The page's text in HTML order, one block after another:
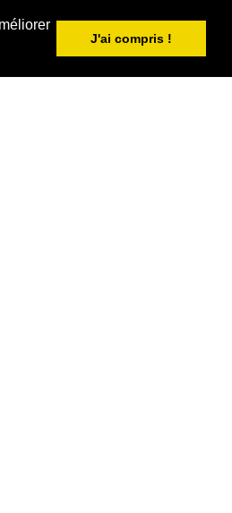
J'ai compris !